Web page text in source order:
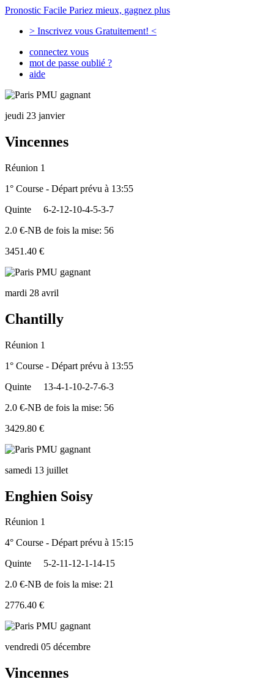
Pronostic Facile Pariez mieux, gagnez plus
> Inscrivez vous Gratuitement! <
connectez vous
mot de passe oublié ?
aide
jeudi 23 janvier
Vincennes
Réunion 1
1° Course - Départ prévu à 13:55
Quinte
6-2-12-10-4-5-3-7
2.0 €-NB de fois la mise: 56
3451.40 €
mardi 28 avril
Chantilly
Réunion 1
1° Course - Départ prévu à 13:55
Quinte
13-4-1-10-2-7-6-3
2.0 €-NB de fois la mise: 56
3429.80 €
samedi 13 juillet
Enghien Soisy
Réunion 1
4° Course - Départ prévu à 15:15
Quinte
5-2-11-12-1-14-15
2.0 €-NB de fois la mise: 21
2776.40 €
vendredi 05 décembre
Vincennes